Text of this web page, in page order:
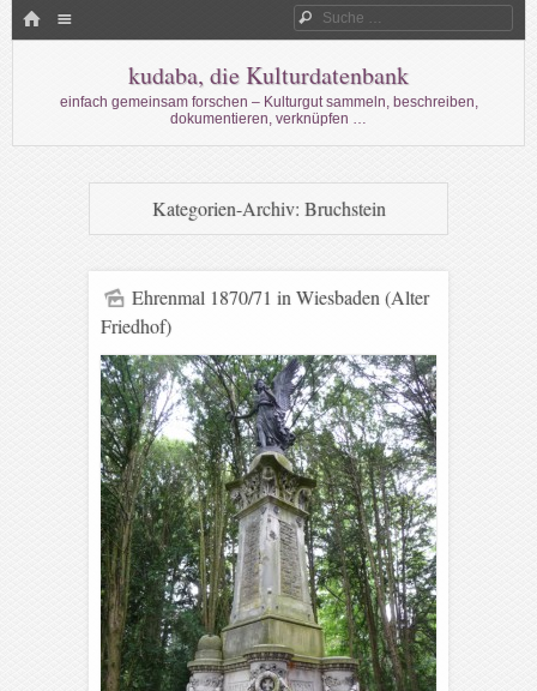
HOME Suche
kudaba, die Kulturdatenbank
einfach gemeinsam forschen – Kulturgut sammeln, beschreiben,
dokumentieren, verknüpfen …
Kategorien-Archiv: Bruchstein
Ehrenmal 1870/71 in Wiesbaden (Alter
Friedhof)